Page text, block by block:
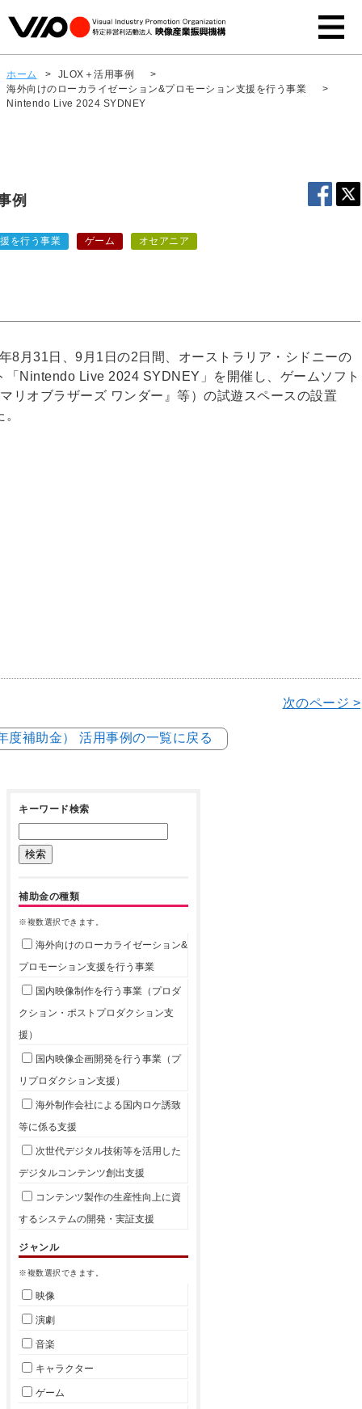
ホーム > JLOX＋活用事例
>
海外向けのローカライゼーション&プロモーション支援を行う事業
>
Nintendo Live 2024 SYDNEY
例
を行う事業 ゲーム オセアニア
8月31日、9月1日の2日間、オーストラリア・シドニーの
Nintendo Live 2024 SYDNEY」を開催し、ゲームソフト
リオブラザーズ ワンダー』等）の試遊スペースの設置
次のページ >
度補助金） 活用事例の一覧に戻る
キーワード検索
補助金の種類
※複数選択できます。
海外向けのローカライゼーション&
プロモーション支援を行う事業
国内映像制作を行う事業（プロダ
クション・ポストプロダクション支
援）
国内映像企画開発を行う事業（プ
リプロダクション支援）
海外制作会社による国内ロケ誘致
等に係る支援
次世代デジタル技術等を活用した
デジタルコンテンツ創出支援
コンテンツ製作の生産性向上に資
するシステムの開発・実証支援
ジャンル
※複数選択できます。
映像
演劇
音楽
キャラクター
ゲーム